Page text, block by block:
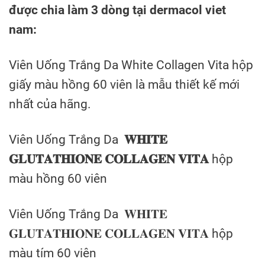
được chia làm 3 dòng tại dermacol viet
nam:
Viên Uống Trắng Da White Collagen Vita hộp
giấy màu hồng 60 viên là mẫu thiết kế mới
nhất của hãng.
Viên Uống Trắng Da 𝐖𝐇𝐈𝐓𝐄
𝐆𝐋𝐔𝐓𝐀𝐓𝐇𝐈𝐎𝐍𝐄 𝐂𝐎𝐋𝐋𝐀𝐆𝐄𝐍 𝐕𝐈𝐓𝐀hộp
màu hồng 60 viên
Viên Uống Trắng Da 𝐖𝐇𝐈𝐓𝐄
𝐆𝐋𝐔𝐓𝐀𝐓𝐇𝐈𝐎𝐍𝐄 𝐂𝐎𝐋𝐋𝐀𝐆𝐄𝐍 𝐕𝐈𝐓𝐀 hộp
màu tím 60 viên